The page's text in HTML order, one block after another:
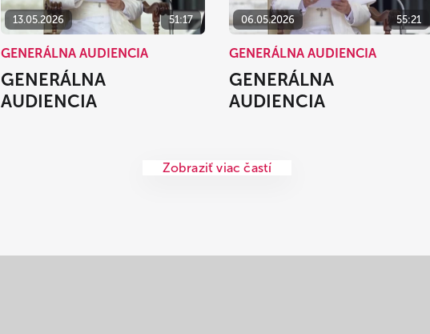
13.05.2026 51:17
GENERÁLNA AUDIENCIA
GENERÁLNA
AUDIENCIA
06.05.2026 55:21
GENERÁLNA AUDIENCIA
GENERÁLNA
AUDIENCIA
Zobraziť viac častí